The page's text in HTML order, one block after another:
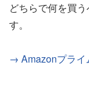
どちらで何を買
す。
→ Amazonプライ